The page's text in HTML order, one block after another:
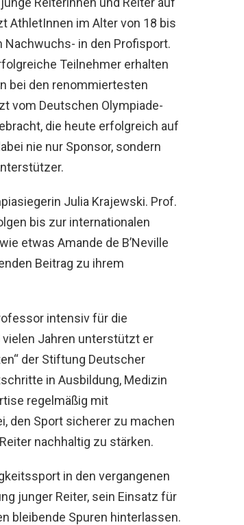
AthletInnen im Alter von 18 bis
Nachwuchs- in den Profisport.
Teilnehmer erhalten
bei den renommiertesten
vom Deutschen Olympiade-
die heute erfolgreich auf
nie nur Sponsor, sondern
Julia Krajewski. Prof.
bis zur internationalen
etwas Amande de B’Neville
Beitrag zu ihrem
intensiv für die
Jahren unterstützt er
der Stiftung Deutscher
in Ausbildung, Medizin
regelmäßig mit
den Sport sicherer zu machen
nachhaltig zu stärken.
in den vergangenen
junger Reiter, sein Einsatz für
bleibende Spuren hinterlassen.